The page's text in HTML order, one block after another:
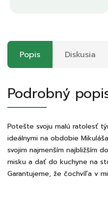
Popis Diskusia
Podrobný
Potešte svoju malú ratolesť
ideálnymi na obdobie
svojim najmenším najbližším
misku a dať do kuchyne na
Garantujeme, že čochvíľa v